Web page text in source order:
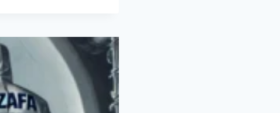
☎️:
تنظيف
الخزانات
في